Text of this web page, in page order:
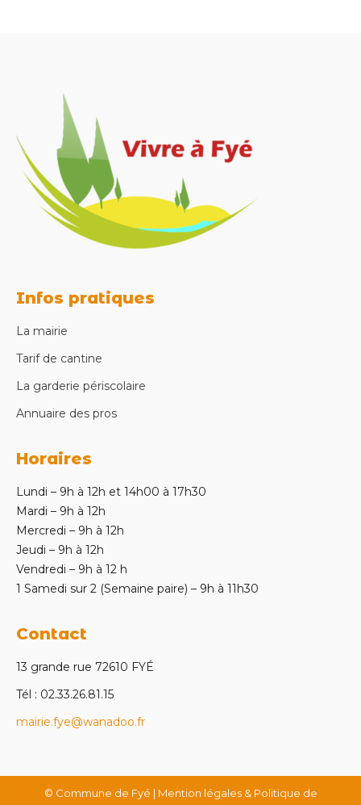
Infos pratiques
La mairie
Tarif de cantine
La garderie périscolaire
Annuaire des pros
Horaires
Lundi – 9h à 12h et 14h00 à 17h30
Mardi – 9h à 12h
Mercredi – 9h à 12h
Jeudi – 9h à 12h
Vendredi – 9h à 12 h
1 Samedi sur 2 (Semaine paire) – 9h à 11h30
Contact
13 grande rue 72610 FYÉ
Tél : 02.33.26.81.15
mairie.fye@wanadoo.fr
© Commune de Fyé | Mention légales & Politique de